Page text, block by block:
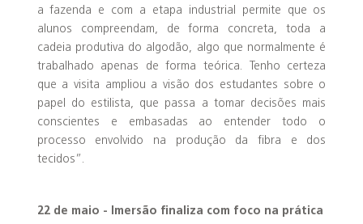
a fazenda e com a etapa industrial permite que os
alunos compreendam, de forma concreta, toda a
cadeia produtiva do algodão, algo que normalmente é
trabalhado apenas de forma teórica. Tenho certeza
que a visita ampliou a visão dos estudantes sobre o
papel do estilista, que passa a tomar decisões mais
conscientes e embasadas ao entender todo o
processo envolvido na produção da fibra e dos
tecidos”.
22 de maio - Imersão finaliza com foco na prática